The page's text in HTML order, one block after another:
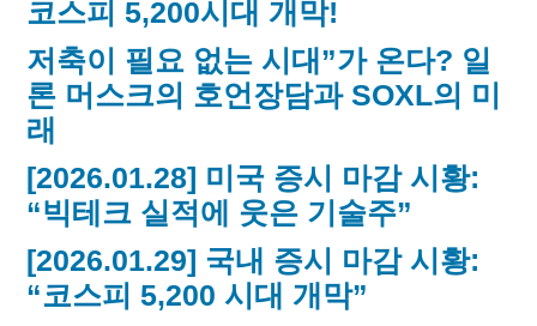
코스피 5,200시대 개막!
저축이 필요 없는 시대”가 온다? 일
론 머스크의 호언장담과 SOXL의 미
래
[2026.01.28] 미국 증시 마감 시황:
“빅테크 실적에 웃은 기술주”
[2026.01.29] 국내 증시 마감 시황:
“코스피 5,200 시대 개막”